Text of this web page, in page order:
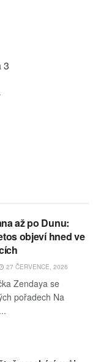
3
až po Dunu:
objeví hned ve
27 ČERVENCE, 2026
Zendaya se
pořadech Na